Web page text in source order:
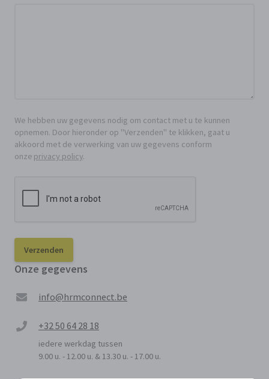
We hebben uw gegevens nodig om contact met u te kunnen
opnemen. Door hieronder op "Verzenden" te klikken, gaat u
akkoord met de verwerking van uw gegevens conform
onze privacy policy.
Onze gegevens
info@hrmconnect.be
+32 50 64 28 18
iedere werkdag tussen
9.00 u. - 12.00 u. & 13.30 u. - 17.00 u.